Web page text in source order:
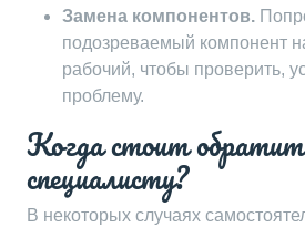
Замена компонентов.
подозреваемый компонент
рабочий, чтобы проверить,
проблему.
Когда стоит
специалисту?
В некоторых случаях